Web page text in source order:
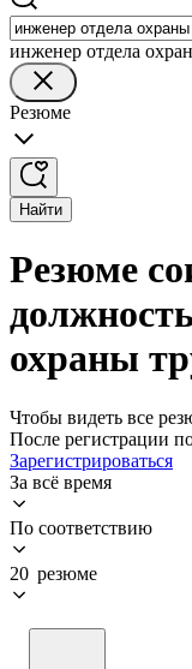
инженер отдела
Резюме
Найти
Резюме
охраны
Чтобы видеть все
После регистрации
Зарегистрироваться
За всё время
По соответствию
20 резюме